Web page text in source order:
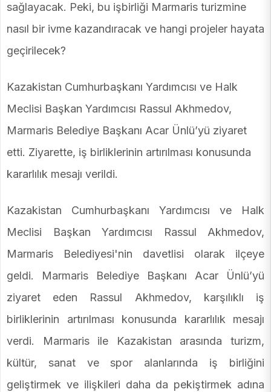
sağlayacak. Peki, bu işbirliği Marmaris turizmine
nasıl bir ivme kazandıracak ve hangi projeler hayata
geçirilecek?
Kazakistan Cumhurbaşkanı Yardımcısı ve Halk
Meclisi Başkan Yardımcısı Rassul Akhmedov,
Marmaris Belediye Başkanı Acar Ünlü’yü ziyaret
etti. Ziyarette, iş birliklerinin artırılması konusunda
kararlılık mesajı verildi.
Kazakistan Cumhurbaşkanı Yardımcısı ve Halk
Meclisi Başkan Yardımcısı Rassul Akhmedov,
Marmaris Belediyesi'nin davetlisi olarak ilçeye
geldi. Marmaris Belediye Başkanı Acar Ünlü’yü
ziyaret eden Rassul Akhmedov, karşılıklı iş
birliklerinin artırılması konusunda kararlılık mesajı
verdi. Marmaris ile Kazakistan arasında turizm,
kültür, sanat ve spor alanlarında iş birliğini
geliştirmek ve ilişkileri daha da pekiştirmek adına